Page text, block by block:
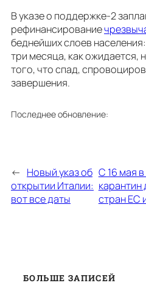
В указе о поддержке-2
рефинансирование
беднейших слоев
три месяца, как ожидается,
того, что спад,
завершения.
Последнее обновление:
← Новый указ об
открытии Италии:
вот все даты
С 16 мая
стран ЕС
БОЛЬШЕ ЗАПИСЕЙ